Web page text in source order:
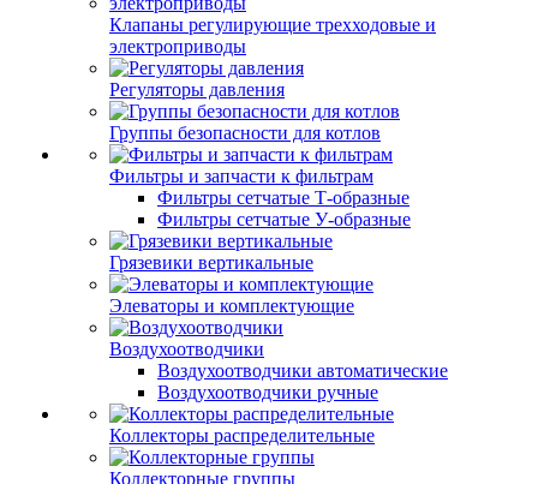
Клапаны регулирующие трехходовые и
электроприводы
Регуляторы давления
Группы безопасности для котлов
Фильтры и запчасти к фильтрам
Фильтры сетчатые Т-образные
Фильтры сетчатые У-образные
Грязевики вертикальные
Элеваторы и комплектующие
Воздухоотводчики
Воздухоотводчики автоматические
Воздухоотводчики ручные
Коллекторы распределительные
Коллекторные группы